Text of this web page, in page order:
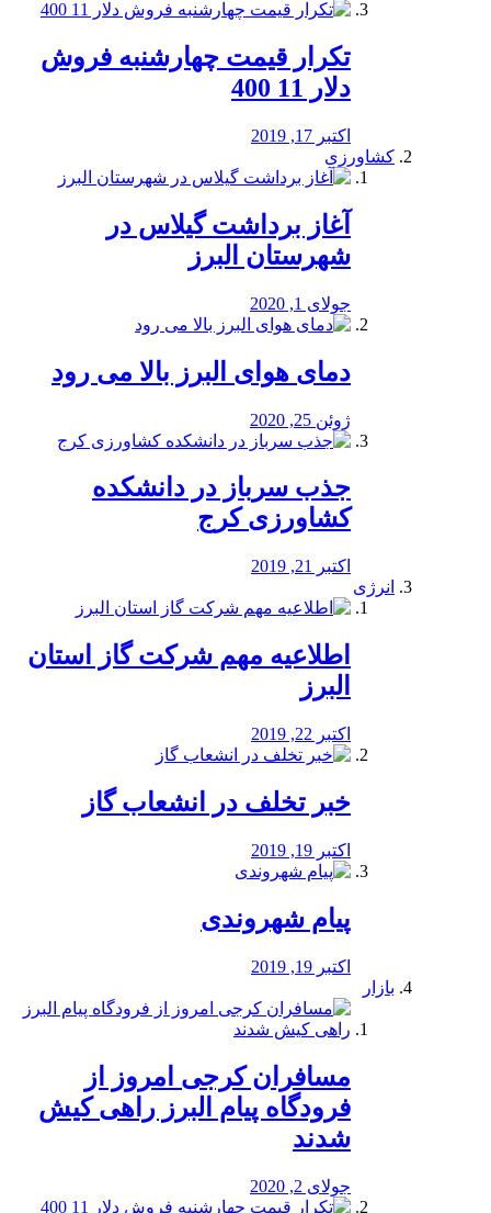
تکرار قیمت چهارشنبه فروش
دلار 11 400
اکتبر 17, 2019
کشاورزی
آغاز برداشت گیلاس در
شهرستان البرز
جولای 1, 2020
دمای هوای البرز بالا می رود
ژوئن 25, 2020
جذب سرباز در دانشکده
کشاورزی کرج
اکتبر 21, 2019
انرژی
️اطلاعیه مهم شرکت گاز استان
البرز
اکتبر 22, 2019
خبر تخلف در انشعاب گاز
اکتبر 19, 2019
پیام شهروندی
اکتبر 19, 2019
بازار
مسافران کرجی امروز از
فرودگاه پیام البرز راهی کیش
شدند
جولای 2, 2020